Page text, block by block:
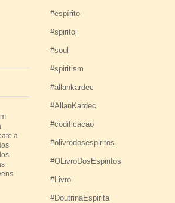
#espírito
#spiritoj
#soul
#spiritism
#allankardec
#AllanKardec
#codificacao
#olivrodosespiritos
#OLivroDosEspiritos
#Livro
#DoutrinaEspirita
a